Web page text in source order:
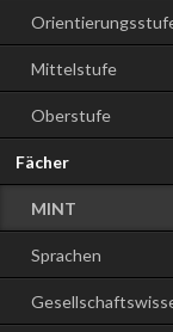
Mittelstufe
Oberstufe
Fächer
MINT
Sprachen